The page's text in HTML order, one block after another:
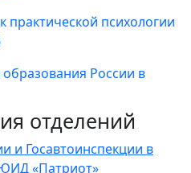
практической психологии
России в
отделений
и Госавтоинспекции в
«Патриот»